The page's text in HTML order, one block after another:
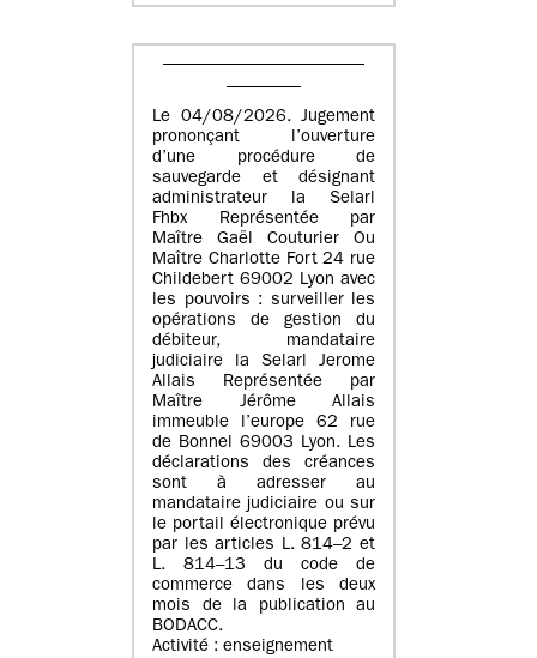
Le 04/08/2026. Jugement
prononçant l’ouverture
d’une procédure de
sauvegarde et désignant
administrateur la Selarl
Fhbx Représentée par
Maître Gaël Couturier Ou
Maître Charlotte Fort 24 rue
Childebert 69002 Lyon avec
les pouvoirs : surveiller les
opérations de gestion du
débiteur, mandataire
judiciaire la Selarl Jerome
Allais Représentée par
Maître Jérôme Allais
immeuble l’europe 62 rue
de Bonnel 69003 Lyon. Les
déclarations des créances
sont à adresser au
mandataire judiciaire ou sur
le portail électronique prévu
par les articles L. 814–2 et
L. 814–13 du code de
commerce dans les deux
mois de la publication au
BODACC.
Activité : enseignement